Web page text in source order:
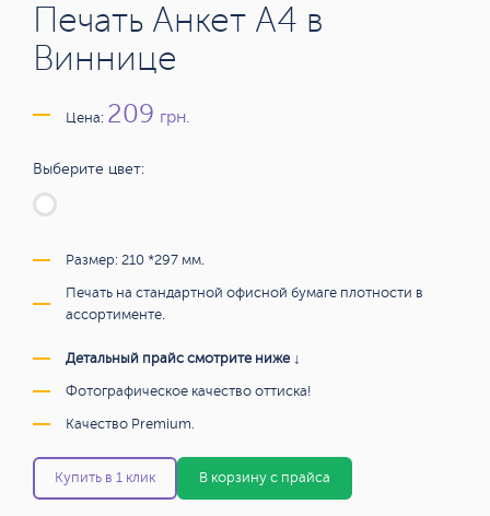
Печать Анкет А4 в
Виннице
Цена: 209 грн.
Выберите цвет:
Размер: 210 *297 мм.
Печать на стандартной офисной бумаге плотности в
ассортименте.
Детальный прайс смотрите ниже ↓
Фотографическое качество оттиска!
Качество Premium.
Купить в 1 клик В корзину с прайса